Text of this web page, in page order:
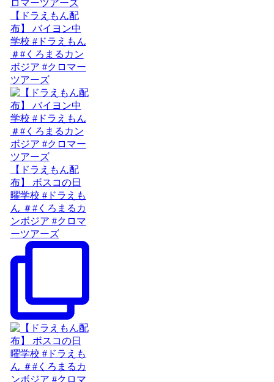
【ドラえもん配
布】 バイヨン中
学校 #ドラえもん
＃#くろまるカン
ボジア #クロマー
ツアーズ
【ドラえもん配
布】 ボスコの日
曜学校 #ドラえも
ん ＃#くろまるカ
ンボジア #クロマ
ーツアーズ